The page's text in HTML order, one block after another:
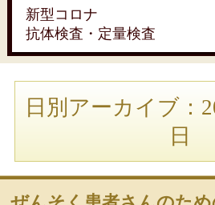
新型コロナ
抗体検査・定量検査
日別アーカイブ：
日